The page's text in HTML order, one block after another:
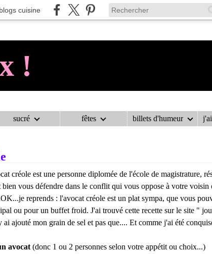
cuisine
!
sucré fêtes billets d'humeur
SALADES AVOCAT CRÉOLE
créole est une personne diplomée de l'école de magistrature,
bien vous défendre dans le conflit qui vous oppose à votre voisin
reprends : l'avocat créole est un plat sympa, que vous
ou pour un buffet froid. J'ai trouvé cette recette sur le site "
ajouté mon grain de sel et pas que.... Et comme j'ai été
avocat (donc 1 ou 2 personnes selon votre appétit ou choix...)